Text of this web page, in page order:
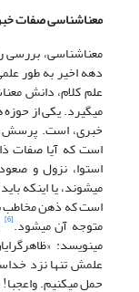
معنا‌شناسی صفات
معنا‌شناسی، بررسی
دهه اخیر به طور
علم کلام، دانش
می‏گیرد. یکی از
خبری، است. پرسش
است که آیا صفات
استوا، نزول و
می‏شوند، یا اینکه
است که ذهن مخاطب
متوجه آن می‏شود.[6]
می‏نویسد:
علمش تنها نزد
حمل می‏کنیم.